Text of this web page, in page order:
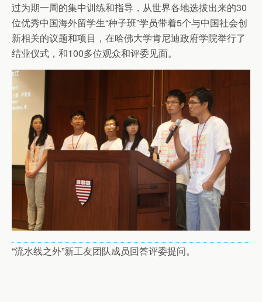
过为期一周的集中训练和指导，从世界各地选拔出来的30
位优秀中国海外留学生“种子班”学员带着5个与中国社会创
新相关的议题和项目，在哈佛大学肯尼迪政府学院举行了
结业仪式，和100多位观众和评委见面。
“流水线之外”新工友团队成员回答评委提问。